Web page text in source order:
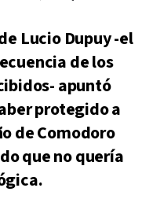
Lucio Dupuy -el
de los
apuntó
protegido a
de Comodoro
que no quería